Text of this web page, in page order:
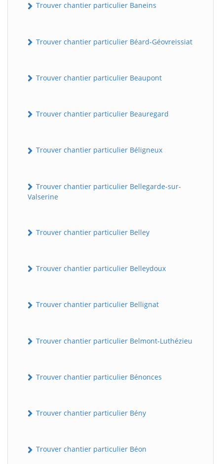
Trouver chantier particulier Baneins
Trouver chantier particulier Béard-Géovreissiat
Trouver chantier particulier Beaupont
Trouver chantier particulier Beauregard
Trouver chantier particulier Béligneux
Trouver chantier particulier Bellegarde-sur-
Valserine
Trouver chantier particulier Belley
Trouver chantier particulier Belleydoux
Trouver chantier particulier Bellignat
Trouver chantier particulier Belmont-Luthézieu
Trouver chantier particulier Bénonces
Trouver chantier particulier Bény
Trouver chantier particulier Béon